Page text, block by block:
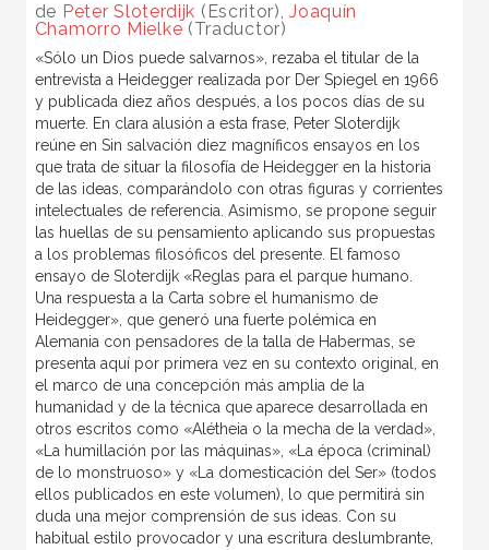
de Peter Sloterdijk (Escritor),Joaquín
Chamorro Mielke (Traductor)
«Sólo un Dios puede salvarnos», rezaba el titular de la
entrevista a Heidegger realizada por Der Spiegel en 1966
y publicada diez años después, a los pocos días de su
muerte. En clara alusión a esta frase, Peter Sloterdijk
reúne en Sin salvación diez magníficos ensayos en los
que trata de situar la filosofía de Heidegger en la historia
de las ideas, comparándolo con otras figuras y corrientes
intelectuales de referencia. Asimismo, se propone seguir
las huellas de su pensamiento aplicando sus propuestas
a los problemas filosóficos del presente. El famoso
ensayo de Sloterdijk «Reglas para el parque humano.
Una respuesta a la Carta sobre el humanismo de
Heidegger», que generó una fuerte polémica en
Alemania con pensadores de la talla de Habermas, se
presenta aquí por primera vez en su contexto original, en
el marco de una concepción más amplia de la
humanidad y de la técnica que aparece desarrollada en
otros escritos como «Alétheia o la mecha de la verdad»,
«La humillación por las máquinas», «La época (criminal)
de lo monstruoso» y «La domesticación del Ser» (todos
ellos publicados en este volumen), lo que permitirá sin
duda una mejor comprensión de sus ideas. Con su
habitual estilo provocador y una escritura deslumbrante,